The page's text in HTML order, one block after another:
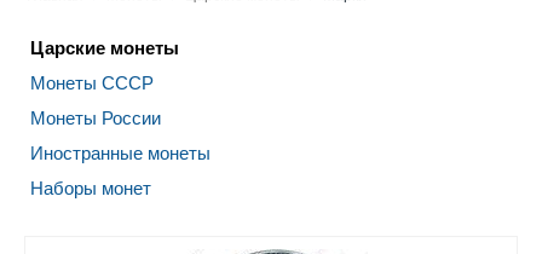
Царские монеты
Монеты СССР
Монеты России
Иностранные монеты
Наборы монет